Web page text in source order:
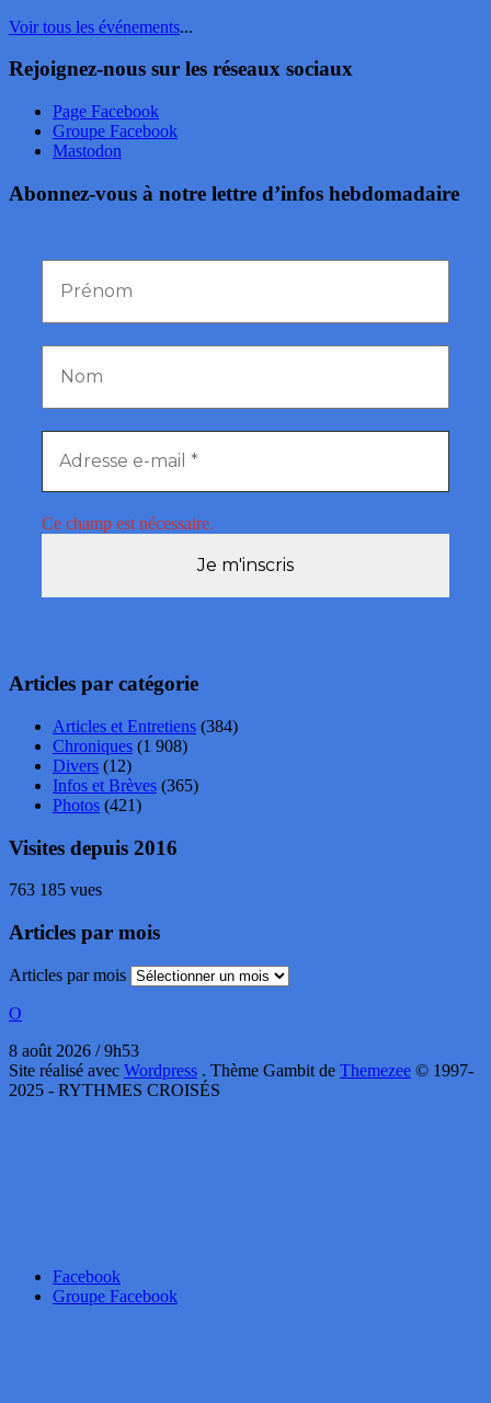
Voir tous les événements...
Rejoignez-nous sur les réseaux sociaux
Page Facebook
Groupe Facebook
Mastodon
Abonnez-vous à notre lettre d’infos hebdomadaire
Ce champ est nécessaire.
Articles par catégorie
Articles et Entretiens (384)
Chroniques (1 908)
Divers (12)
Infos et Brèves (365)
Photos (421)
Visites depuis 2016
763 185 vues
Articles par mois
Articles par mois
O
8 août 2026 / 9h53
Site réalisé avec Wordpress . Thème Gambit de Themezee © 1997-
2025 - RYTHMES CROISÉS
Facebook
Groupe Facebook